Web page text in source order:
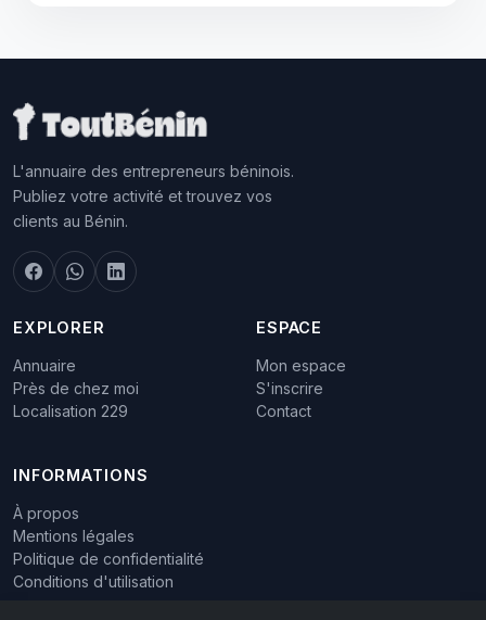
L'annuaire des entrepreneurs béninois.
Publiez votre activité et trouvez vos
clients au Bénin.
EXPLORER
Annuaire
Près de chez moi
Localisation 229
ESPACE
Mon espace
S'inscrire
Contact
INFORMATIONS
À propos
Mentions légales
Politique de confidentialité
Conditions d'utilisation